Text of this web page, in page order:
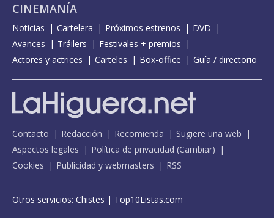
CINEMANÍA
Noticias Cartelera Próximos estrenos
DVD
Avances
Tráilers
Festivales + premios
Actores y actrices
Carteles Box-office Guía / directorio
Contacto Redacción Recomienda
Sugiere una web
Aspectos legales
Política de privacidad (Cambiar)
Cookies
Publicidad y webmasters RSS
Otros servicios: Chistes | Top10Listas.com